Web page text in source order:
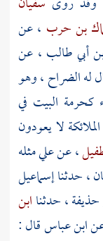
بن حرب ، عن
أبي طالب ، عن
له الضراح ، وهو
كحرمة البيت في
لا يعودون
، عنعليمثله
، حدثناإسماعيل
، حدثناابن
ابن عباسقال :